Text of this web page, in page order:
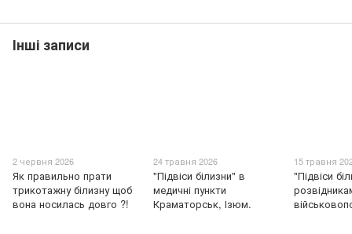
Інші записи
2 червня 2026
Як правильно прати
трикотажну білизну щоб
вона носилась довго ?!
24 травня 2026
"Підвіси білизни" в
медичні пункти
Краматорськ, Ізюм.
15 травня
"Підвіси